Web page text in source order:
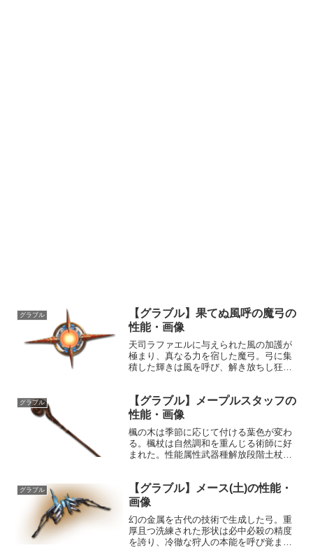
グラブル
【グラブル】果てぬ風呼の魔弓の
性能・画像
天司ラファエルに与えられた風の加護が
極まり、真なる力を宿した魔弓。弓に集
積した輝きは風を呼び、解き放ちし狂飆
世を照らす希望の光となる。性能属性武
器種解放段階風弓HP攻撃...
グラブル
【グラブル】メープルスタッフの
性能・画像
楓の木は季節に応じて付ける葉色が変わ
る。楓杖は自然調和を重んじる術師に好
まれた。性能属性武器種解放段階土杖
1,685,000ダメージ〕入手方法ルピガチャ
等SD画...
グラブル
【グラブル】メース(土)の性能・
画像
幻の金属を古代の技術で生成した弓。重
厚且つ洗練された形状は必中必殺の精度
を誇り、冷徹な狩人の本能を呼び覚ま